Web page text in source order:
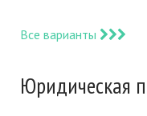
Все варианты
Юридическая